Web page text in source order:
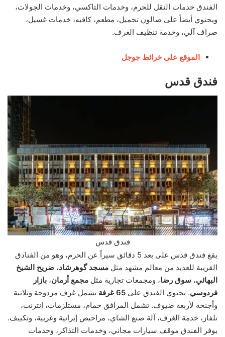
الفندق خدمات النقل للحرم، وخدمات التاكسي، وخدمات الجولات،
ويحتوي أيضاً على صالون تجميل، مطعم، كافيه، خدمات غسيل،
صراف آلي، وخدمة تنظيف الغرف.
الموقع على خرائط جوجل
فندق قدس
فندق قدس
يقع فندق قدس على بعد 5 دقائق سيراً عن الحرم، وهو من الفنادق
القريبة للعديد من معالم مشهد مثل مسجد گوهرشاد، ضريح الشيخ
البهائي، سوق رضا، ومجمعات تجارية مثل مجمع أرمان، بازار
فردوسي. يحتوي الفندق على 65 غرفة
تشمل غرف مزدوجة وثلاثية
وأجنحة لأربعة ضيوف. تشمل المرافق حمام، مستلزمات، إنترنت،
تلفاز، خدمة الغرف، آلة صنع الشاي، مراحيض إيرانية وغربية، وتكييف.
يوفر الفندق موقف سيارات مجاني، وخدمات التذاكر، وخدمات